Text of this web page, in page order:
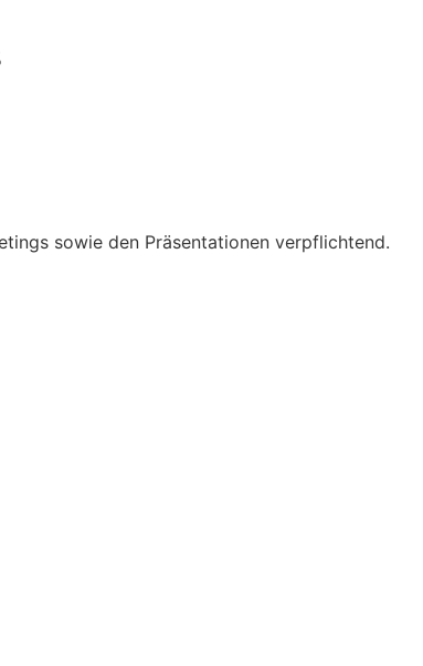
sowie den Präsentationen verpflichtend.